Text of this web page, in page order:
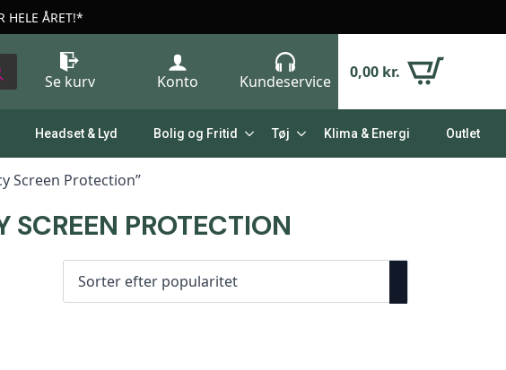
HELE ÅRET!*
Se kurv Konto Kundeservice 0,00 kr.
Headset & Lyd Bolig og Fritid Tøj Klima & Energi Outlet
Screen Protection”
SCREEN PROTECTION